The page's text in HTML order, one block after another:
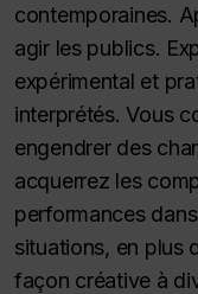
contemporaines.
agir les publics.
expérimental et
interprétés. Vous
engendrer des
acquerrez les
performances
situations, en plus
façon créative à